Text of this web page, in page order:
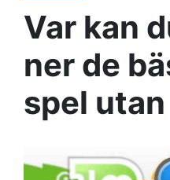
Var kan
ner de
spel